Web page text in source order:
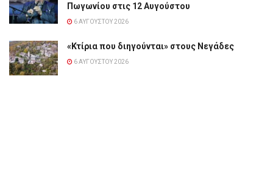
Πωγωνίου στις 12 Αυγούστου
6 ΑΥΓΟΎΣΤΟΥ 2026
«Κτίρια που διηγούνται» στους Νεγάδες
6 ΑΥΓΟΎΣΤΟΥ 2026